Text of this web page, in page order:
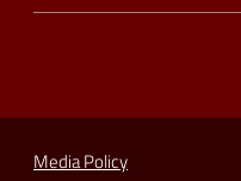
Media Policy